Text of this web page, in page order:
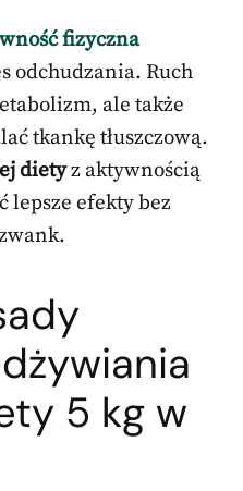
fizyczna
odchudzania. Ruch
ale także
tkankę tłuszczową.
dietyz aktywnością
lepsze efekty bez
5 kg w